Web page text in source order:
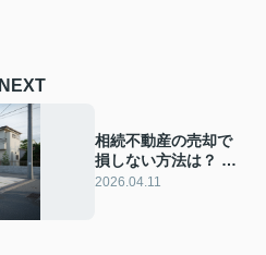
NEXT
相続不動産の売却で
損しない方法は？ 譲
渡所得税の計算方法
2026.04.11